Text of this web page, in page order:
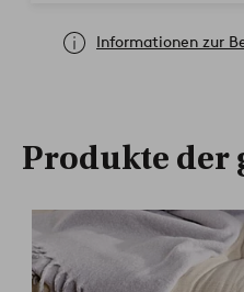
Informationen zur
Produkte der